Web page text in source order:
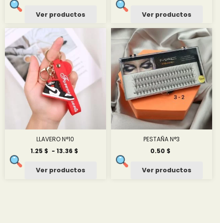
Ver productos
desde
1.50 $
hasta
15.86 $
Ver productos
LLAVERO N°10
1.25 $ - 13.36 $
desde
Ver productos
PESTAÑA N°3
0.50 $
Ver productos